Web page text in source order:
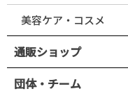
美容ケア・コスメ
通販ショップ
団体・チーム